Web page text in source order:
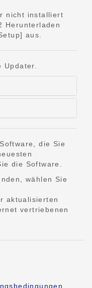
nicht installiert
Herunterladen
aus.
Updater.
die Sie
die Software.
wählen Sie
aktualisierten
vertriebenen